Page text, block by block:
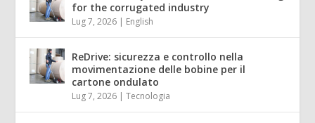
for the corrugated industry
Lug 7, 2026 | English
ReDrive: sicurezza e controllo nella
movimentazione delle bobine per il
cartone ondulato
Lug 7, 2026 |Tecnologia